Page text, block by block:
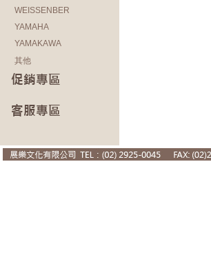
WEISSENBER
YAMAHA
YAMAKAWA
其他